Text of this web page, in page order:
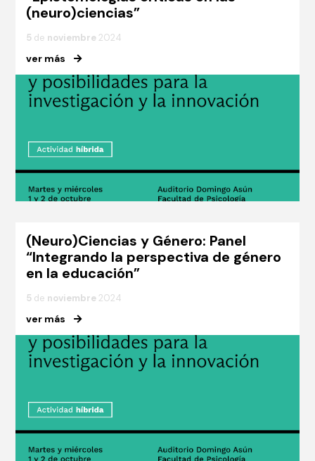
(neuro)ciencias”
5 de noviembre 2024
ver más
(Neuro)Ciencias y Género: Panel
“Integrando la perspectiva de género
en la educación”
5 de noviembre 2024
ver más